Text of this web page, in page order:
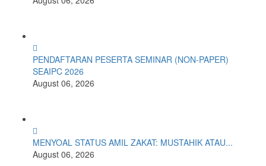
PENDAFTARAN PESERTA SEMINAR (NON-PAPER)
SEAIPC 2026
August 06, 2026
MENYOAL STATUS AMIL ZAKAT: MUSTAHIK ATAU...
August 06, 2026